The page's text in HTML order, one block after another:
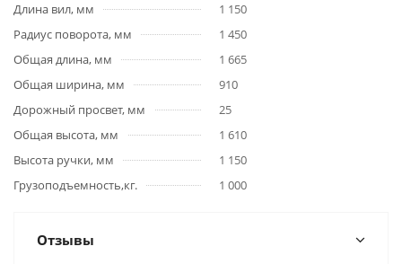
Длина вил, мм
1 150
Радиус поворота, мм
1 450
Общая длина, мм
1 665
Общая ширина, мм
910
Дорожный просвет, мм
25
Общая высота, мм
1 610
Высота ручки, мм
1 150
Грузоподъемность,кг.
1 000
Отзывы